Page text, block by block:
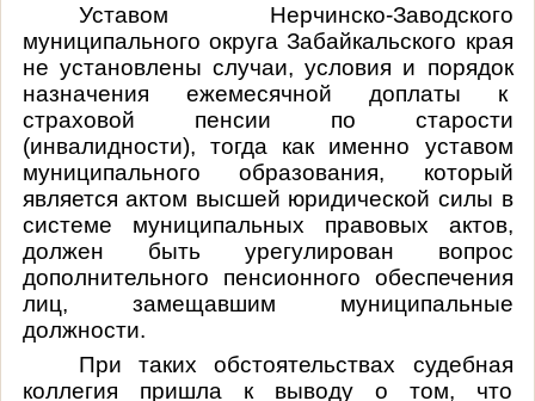
Уставом Нерчинско-Заводского
муниципального округа Забайкальского края
не установлены случаи, условия и порядок
назначения ежемесячной доплаты к
страховой пенсии по старости
(инвалидности), тогда как именно уставом
муниципального образования, который
является актом высшей юридической силы в
системе муниципальных правовых актов,
должен быть урегулирован вопрос
дополнительного пенсионного обеспечения
лиц, замещавшим муниципальные
должности.
При таких обстоятельствах судебная
коллегия пришла к выводу о том, что